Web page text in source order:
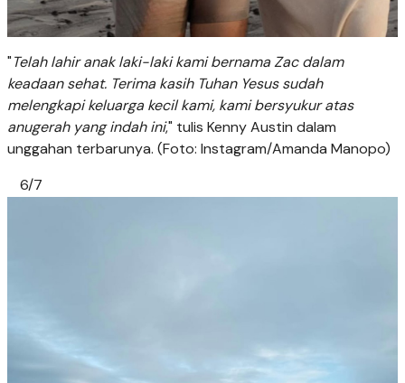
"Telah lahir anak laki-laki kami bernama Zac dalam
keadaan sehat. Terima kasih Tuhan Yesus sudah
melengkapi keluarga kecil kami, kami bersyukur atas
anugerah yang indah ini," tulis Kenny Austin dalam
unggahan terbarunya. (Foto: Instagram/Amanda Manopo)
6/7